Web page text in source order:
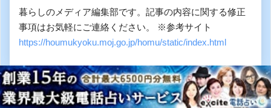
暮らしのメディア編集部です。記事の内容に関する修正
事項はお気軽にご連絡ください。 ※参考サイト
https://houmukyoku.moj.go.jp/homu/static/index.html